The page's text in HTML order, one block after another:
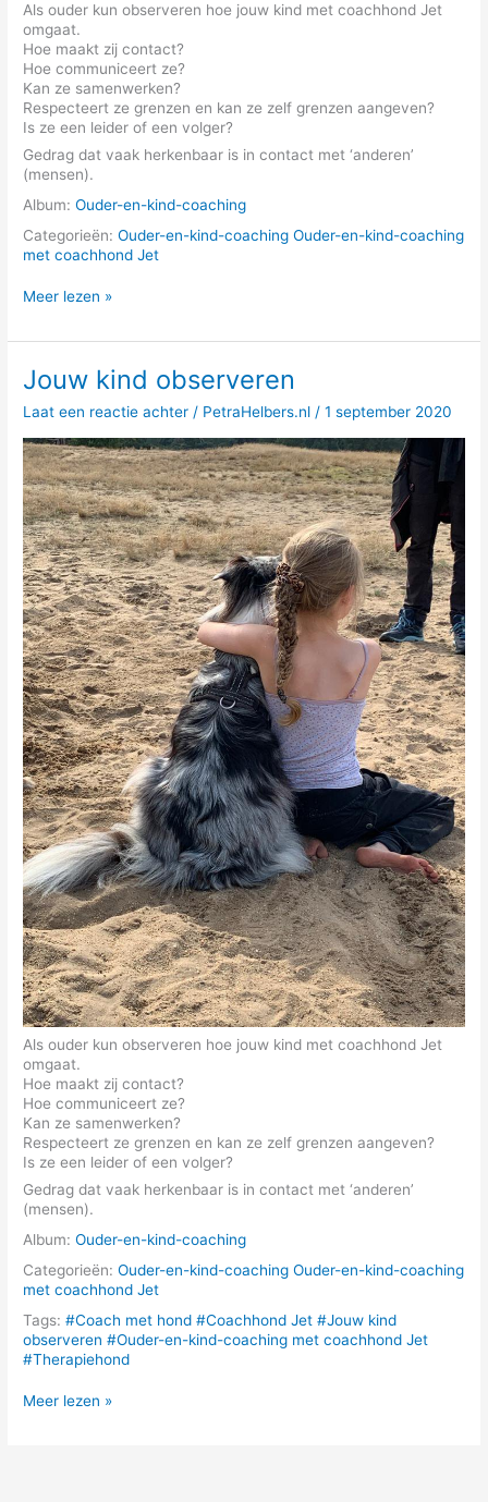
Als ouder kun observeren hoe jouw kind met coachhond Jet
omgaat.
Hoe maakt zij contact?
Hoe communiceert ze?
Kan ze samenwerken?
Respecteert ze grenzen en kan ze zelf grenzen aangeven?
Is ze een leider of een volger?
Gedrag dat vaak herkenbaar is in contact met ‘anderen’
(mensen).
Album: Ouder-en-kind-coaching
Categorieën: Ouder-en-kind-coaching Ouder-en-kind-coaching
met coachhond Jet
Jouw
Meer lezen »
Jouw kind observeren
Laat een reactie achter / PetraHelbers.nl /1 september 2020
Als ouder kun observeren hoe jouw kind met coachhond Jet
omgaat.
Hoe maakt zij contact?
Hoe communiceert ze?
Kan ze samenwerken?
Respecteert ze grenzen en kan ze zelf grenzen aangeven?
Is ze een leider of een volger?
Gedrag dat vaak herkenbaar is in contact met ‘anderen’
(mensen).
Album: Ouder-en-kind-coaching
Categorieën: Ouder-en-kind-coaching Ouder-en-kind-coaching
met coachhond Jet
Tags: #Coach met hond #Coachhond Jet #Jouw kind
observeren #Ouder-en-kind-coaching met coachhond Jet
#Therapiehond
Jouw
Meer lezen »